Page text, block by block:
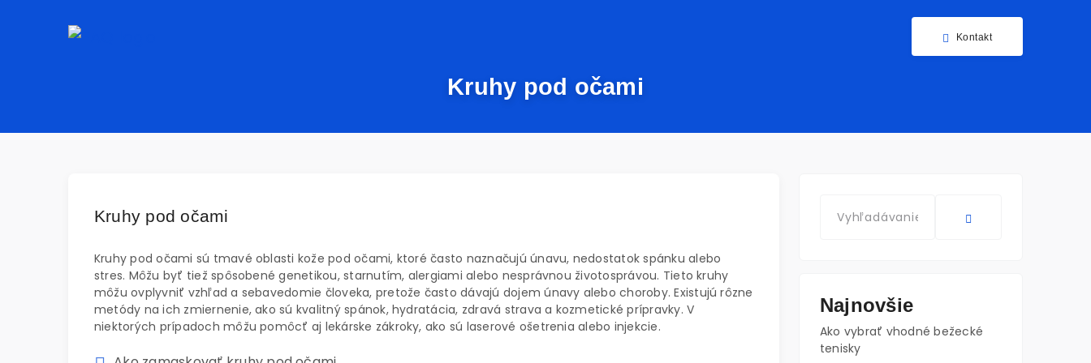
Kontakt
Kruhy pod očami
Kruhy pod očami
Kruhy pod očami sú tmavé oblasti kože pod očami, ktoré často naznačujú únavu, nedostatok spánku alebo
stres. Môžu byť tiež spôsobené genetikou, starnutím, alergiami alebo nesprávnou životosprávou. Tieto kruhy
môžu ovplyvniť vzhľad a sebavedomie človeka, pretože často dávajú dojem únavy alebo choroby. Existujú rôzne
metódy na ich zmiernenie, ako sú kvalitný spánok, hydratácia, zdravá strava a kozmetické prípravky. V
niektorých prípadoch môžu pomôcť aj lekárske zákroky, ako sú laserové ošetrenia alebo injekcie.
Najnovšie
Ako vybrať vhodné bežecké
tenisky